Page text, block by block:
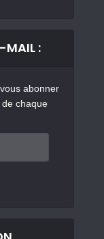
MAIL :
abonner
chaque